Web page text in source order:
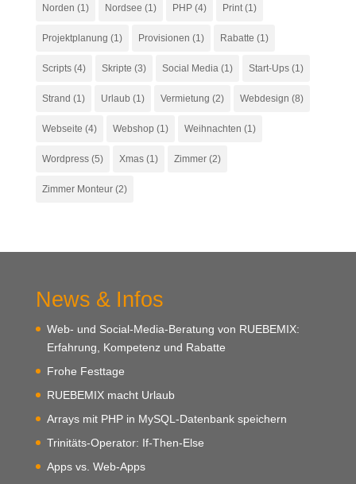
Norden (1) Nordsee (1) PHP(4) Print(1)
Projektplanung (1) Provisionen (1) Rabatte (1)
Scripts(4) Skripte (3) Social Media(1) Start-Ups(1)
Strand (1) Urlaub (1) Vermietung (2) Webdesign (8)
Webseite (4) Webshop (1) Weihnachten (1)
Wordpress(5) Xmas(1) Zimmer(2)
Zimmer Monteur(2)
News & Infos
Web- und Social-Media-Beratung von RUEBEMIX:
Erfahrung, Kompetenz und Rabatte
Frohe Festtage
RUEBEMIX macht Urlaub
Arrays mit PHP in MySQL-Datenbank speichern
Trinitäts-Operator: If-Then-Else
Apps vs. Web-Apps